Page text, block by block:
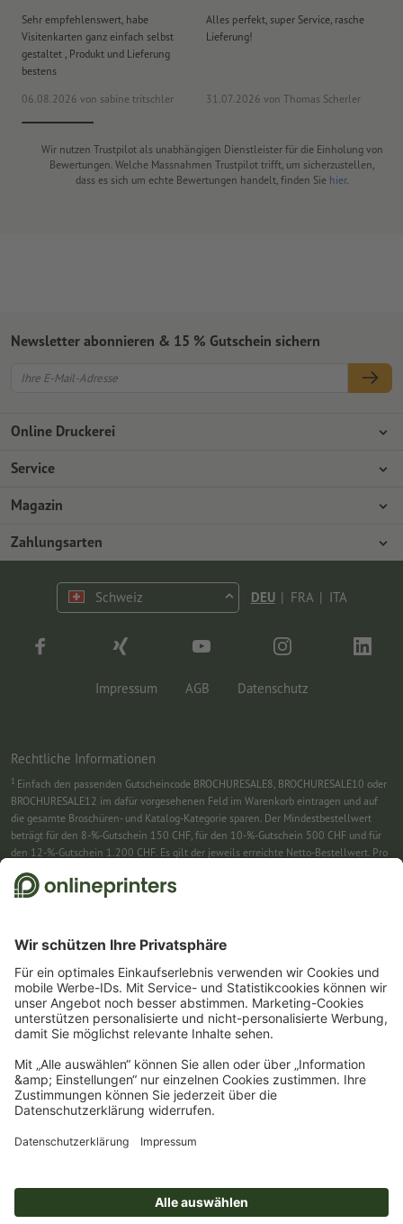
Sehr empfehlenswert, habe
Visitenkarten ganz einfach selbst
gestaltet , Produkt und Lieferung
bestens
06.08.2026 von sabine tritschler
Alles perfekt, super Service, rasche
Lieferung!
31.07.2026 von Thomas Scherler
Wir nutzen Trustpilot als unabhängigen Dienstleister für die Einholung von
Bewertungen. Welche Massnahmen Trustpilot trifft, um sicherzustellen,
dass es sich um echte Bewertungen handelt, finden Sie hier.
Online Druckerei
Über Onlineprinters
Presse
Umweltschutz
Service
Zahlungsarten
Versand
op.premium
Magazin
Design
Druck & Insights
Tutorials
Zahlungsarten
Newsletter abonnieren & 15 % Gutschein sichern
Schweiz DEU | FRA | ITA
Impressum AGB Datenschutz
Rechtliche Informationen
1 Einfach den passenden Gutscheincode BROCHURESALE8, BROCHURESALE10 oder
BROCHURESALE12 im dafür vorgesehenen Feld im Warenkorb eintragen und auf
die gesamte Broschüren- und Katalog-Kategorie sparen. Der Mindestbestellwert
beträgt für den 8-%-Gutschein 150 CHF, für den 10-%-Gutschein 500 CHF und für
den 12-%-Gutschein 1.200 CHF. Es gilt der jeweils erreichte Netto-Bestellwert. Pro
Bestellung ist nur ein Gutscheincode einlösbar. Mehrfach einlösbar. Keine
Barauszahlung. Nicht mit weiteren Aktionen kombinierbar. Die Aktion gilt bis
Warenkorb eintragen und auf ausgewählte Produkte sparen. Kein
Mindestbestellwert. Mehrfach einlösbar. Keine Barauszahlung. Nicht mit weiteren
Aktionen kombinierbar. Die Aktion gilt bis einschliesslich 31.08.2026.
3 Einfach den Gutscheincode STICKYNOTES26-20 im dafür vorgesehenen Feld im
Warenkorb eintragen und auf ausgewählte Produkte sparen. Kein
Aktionen kombinierbar. Die Aktion gilt bis einschliesslich 31.08.2026.
4Sie erhalten zunächst eine E-Mail, in der Sie die Anmeldung zum Newsletter durch
einen Klick bestätigen. Erst dann senden wir Ihnen den Rabattcode und künftig
Maximale Höhe des Rabatts: 150 CHF des Bestellwerts (netto). Einmalig einlösbar.